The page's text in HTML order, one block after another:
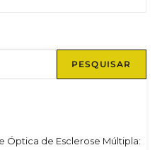
PESQUISAR
Óptica de Esclerose Múltipla: